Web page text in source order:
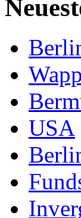
USA